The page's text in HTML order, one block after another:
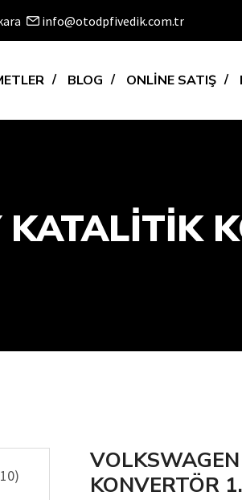
info@otodpfivedik.com.tr
BLOG ONLİNE SATIŞ
KONVERTÖR